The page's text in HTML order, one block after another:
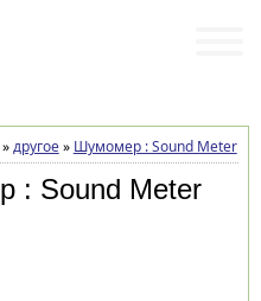
»другое» Шумомер : Sound Meter
: Sound Meter